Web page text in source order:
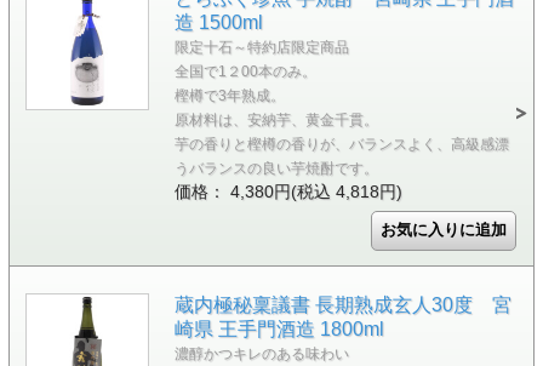
造 1500ml
限定十石～特約店限定商品
全国で1２00本のみ。
樫樽で3年熟成。
原材料は、安納芋、黄金千貫。
芋の香りと樫樽の香りが、バランスよく、高級感漂
うバランスの良い芋焼酎です。
価格： 4,380円(税込 4,818円)
蔵内極秘稟議書 長期熟成玄人30度 宮
崎県 王手門酒造 1800ml
濃醇かつキレのある味わい